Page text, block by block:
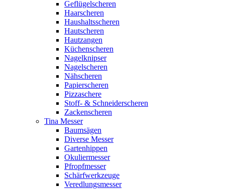
Geflügelscheren
Haarscheren
Haushaltsscheren
Hautscheren
Hautzangen
Küchenscheren
Nagelknipser
Nagelscheren
Nähscheren
Papierscheren
Pizzaschere
Stoff- & Schneiderscheren
Zackenscheren
Tina Messer
Baumsägen
Diverse Messer
Gartenhippen
Okuliermesser
Pfropfmesser
Schärfwerkzeuge
Veredlungsmesser